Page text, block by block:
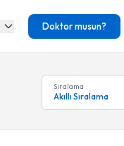
Doktor musun?
Sıralama
Akıllı Sıralama